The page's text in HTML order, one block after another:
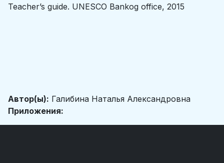
Teacher’s guide. UNESCO Bankog office, 2015
Автор(ы): Галибина Наталья Александровна
Приложения: